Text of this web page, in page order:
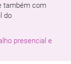
também com
do
presencial e